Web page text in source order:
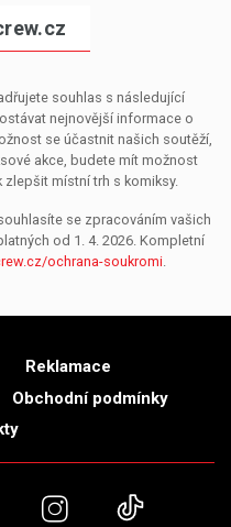
souhlas s následující
nejnovější informace o
se účastnit našich soutěží,
akce, budete mít možnost
zlepšit místní trh s komiksy.
se zpracováním vašich
od 1. 4. 2026. Kompletní
ochrana-soukromi.
Reklamace
Obchodní podmínky
Instagram